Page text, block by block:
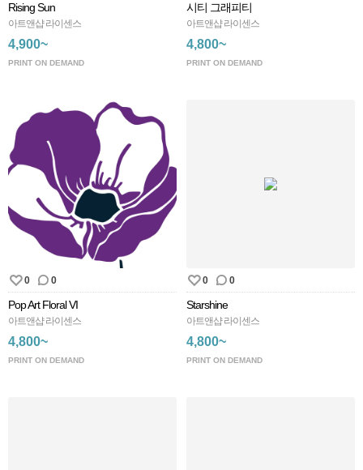
Rising Sun
아트앤샵 라이센스
4,900~
PRINT ON DEMAND
시티 그래피티
아트앤샵 라이센스
4,800~
PRINT ON DEMAND
0 0
Pop Art Floral VI
아트앤샵 라이센스
4,800~
PRINT ON DEMAND
0 0
Starshine
아트앤샵 라이센스
4,800~
PRINT ON DEMAND